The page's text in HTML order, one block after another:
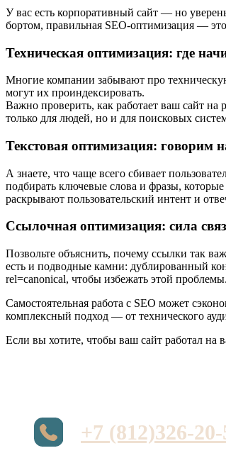
У вас есть корпоративный сайт — но
бортом, правильная SEO-оптимизация —
Техническая оптимизация: где
Многие компании забывают про
могут их проиндексировать.
Важно проверить, как работает ваш сайт на
только для людей, но и для поисковых
Текстовая оптимизация: говорим
А знаете, что чаще всего сбивает
подбирать ключевые слова и фразы,
раскрывают пользовательский интент и
Ссылочная оптимизация: сила
Позвольте объяснить, почему ссылки так
есть и подводные камни: дублированный
rel=canonical, чтобы избежать этой проблемы.
Самостоятельная работа с SEO может
комплексный подход — от технического
Если вы хотите, чтобы ваш сайт работал
+7 (812)326-20-